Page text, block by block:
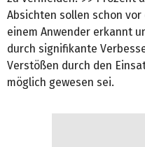
Absichten sollen schon
einem Anwender erkannt
durch signifikante
Verstößen durch den
möglich gewesen sei.